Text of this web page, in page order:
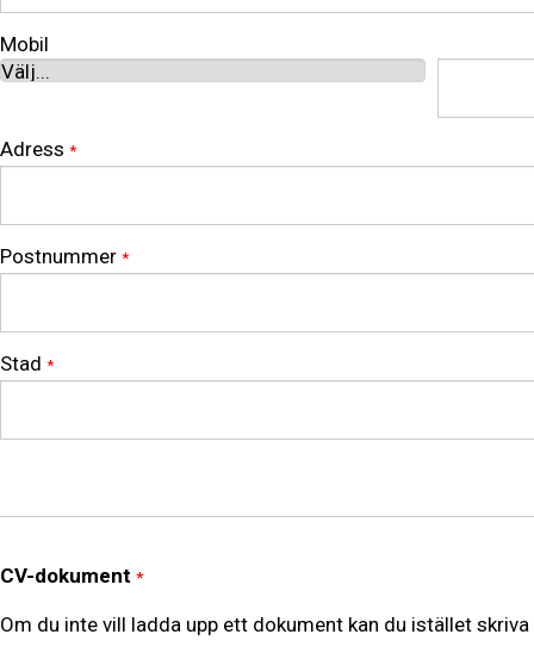
Mobil
Adress *
Postnummer *
Stad *
CV-dokument *
Om du inte vill ladda upp ett dokument kan du istället